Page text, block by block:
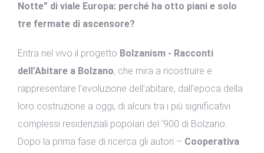
Notte” di viale Europa: perché ha otto piani e solo
tre fermate di ascensore?
Entra nel vivo il progetto Bolzanism - Racconti
dell’Abitare a Bolzano, che mira a ricostruire e
rappresentare l’evoluzione dell’abitare, dall’epoca della
loro costruzione a oggi, di alcuni tra i più significativi
complessi residenziali popolari del ‘900 di Bolzano.
Dopo la prima fase di ricerca gli autori – Cooperativa